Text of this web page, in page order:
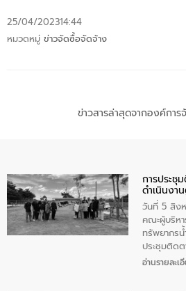
25/04/202314:44
หมวดหมู่ ข่าวจัดซื้อจัดจ้าง
ข่าวสารล่าสุดจากองค์การ
การประชุ
ดำเนินง
ทรัพยากร
ปีงบประ
วันที่ 5 สิง
คณะผู้บริหา
ทรัพยากร
ประชุมติดต
ตามพระร
อ่านรายละเ